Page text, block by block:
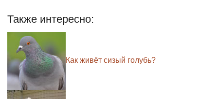
Также интересно:
Как живёт сизый голубь?